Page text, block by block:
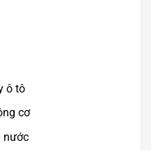
ô tô
cơ
nước